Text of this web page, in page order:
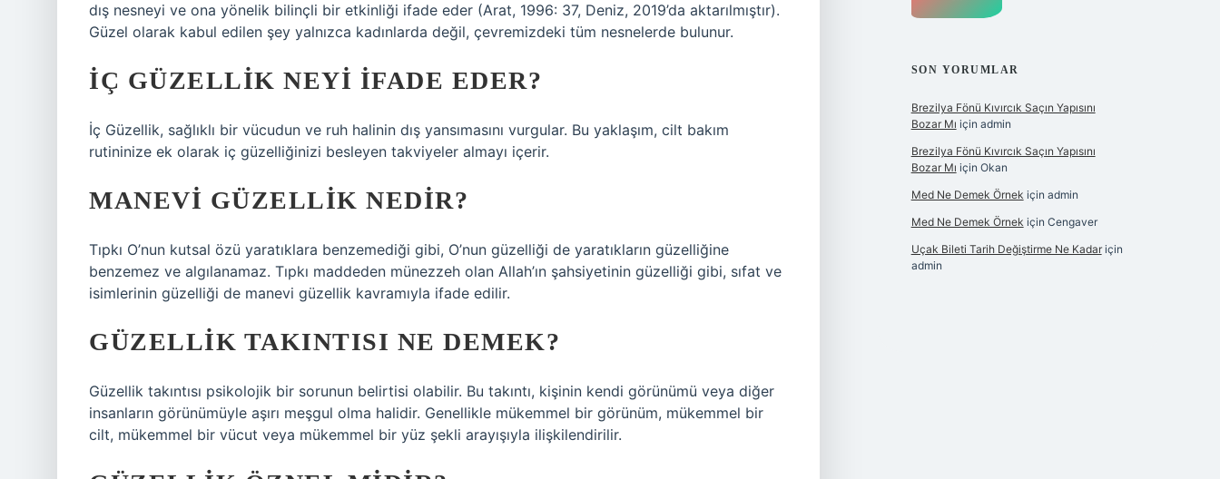
dış nesneyi ve ona yönelik bilinçli bir etkinliği ifade eder (Arat, 1996: 37, Deniz, 2019’da aktarılmıştır).
Güzel olarak kabul edilen şey yalnızca kadınlarda değil, çevremizdeki tüm nesnelerde bulunur.
İÇ GÜZELLIK NEYI IFADE EDER?
İç Güzellik, sağlıklı bir vücudun ve ruh halinin dış yansımasını vurgular. Bu yaklaşım, cilt bakım
rutininize ek olarak iç güzelliğinizi besleyen takviyeler almayı içerir.
MANEVI GÜZELLIK NEDIR?
Tıpkı O’nun kutsal özü yaratıklara benzemediği gibi, O’nun güzelliği de yaratıkların güzelliğine
benzemez ve algılanamaz. Tıpkı maddeden münezzeh olan Allah’ın şahsiyetinin güzelliği gibi, sıfat ve
isimlerinin güzelliği de manevi güzellik kavramıyla ifade edilir.
GÜZELLIK TAKINTISI NE DEMEK?
Güzellik takıntısı psikolojik bir sorunun belirtisi olabilir. Bu takıntı, kişinin kendi görünümü veya diğer
insanların görünümüyle aşırı meşgul olma halidir. Genellikle mükemmel bir görünüm, mükemmel bir
cilt, mükemmel bir vücut veya mükemmel bir yüz şekli arayışıyla ilişkilendirilir.
SON YORUMLAR
Brezilya Fönü Kıvırcık Saçın Yapısını
Bozar Mı için admin
Brezilya Fönü Kıvırcık Saçın Yapısını
Bozar Mı için Okan
Med Ne Demek Örnek için admin
Med Ne Demek Örnek için Cengaver
Uçak Bileti Tarih Değiştirme Ne Kadariçin
admin